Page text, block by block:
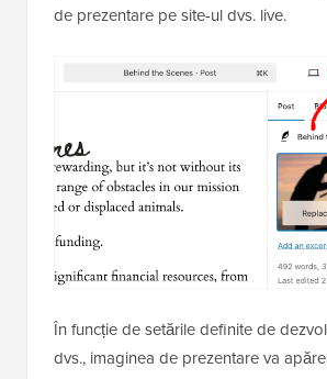
de prezentare pe site-ul dvs. live.
În funcție de setările definite de
dvs., imaginea de prezentare va